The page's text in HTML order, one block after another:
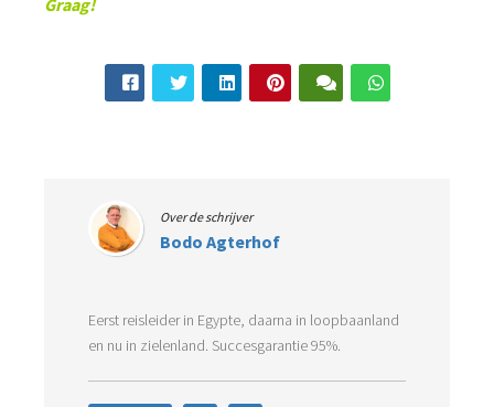
Graag!
Over de schrijver
Bodo Agterhof
Eerst reisleider in Egypte, daarna in loopbaanland
en nu in zielenland. Succesgarantie 95%.